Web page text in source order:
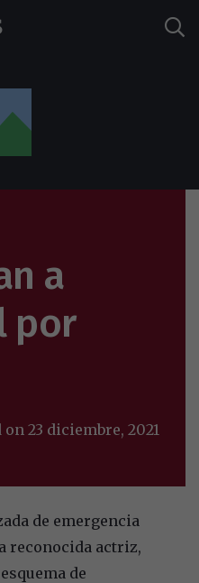
a
por
on23 diciembre, 2021
de emergencia
reconocida actriz,
de